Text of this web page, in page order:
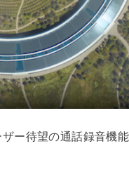
ー待望の通話録音機